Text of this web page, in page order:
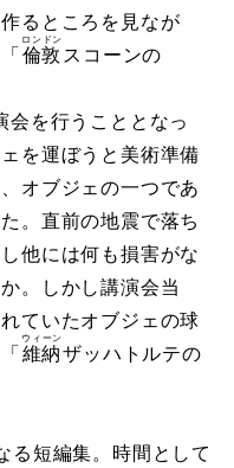
るところを見なが
倫敦
ロンドン
スコーンの
を行うこととなっ
を運ぼうと美術準備
オブジェの一つであ
。直前の地震で落ち
他には何も損害がな
。しかし講演会当
ていたオブジェの球
維納
ウィーン
ザッハトルテの
短編集。時間として